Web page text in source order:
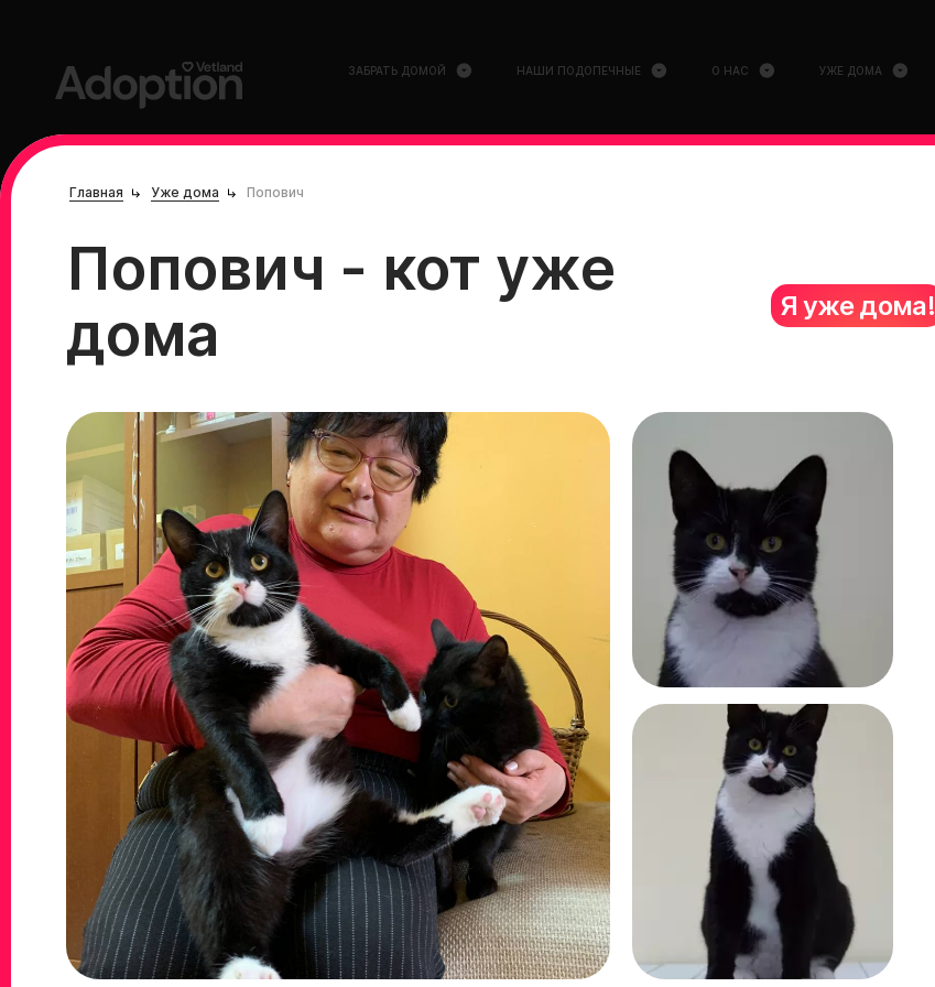
ЗАБРАТЬ ДОМОЙ НАШИ ПОДОПЕЧНЫЕ О НАС УЖЕ ДОМА
Главная
Уже дома Попович
Попович - кот уже
дома
Я уже дома!